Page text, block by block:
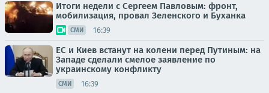
Итоги недели с Сергеем Павловым: фронт,
мобилизация, провал Зеленского и Буханка
СМИ 16:39
ЕС и Киев встанут на колени перед Путиным: на
Западе сделали смелое заявление по
украинскому конфликту
СМИ 16:39